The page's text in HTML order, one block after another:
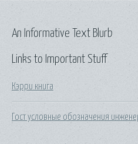
Links to Important Stuff
Кэрри книга
Гост условные обозначения
An Informative Text Blurb